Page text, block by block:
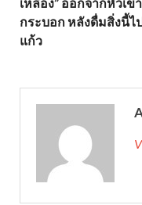
กระบอก หลังดื่มสิ่งนี้ไ
แก้ว